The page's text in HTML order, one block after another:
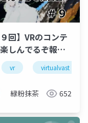
r&d
９回】VRのコンテ
しんでるぞ報告
vr virtualvast
緑粉抹茶 652